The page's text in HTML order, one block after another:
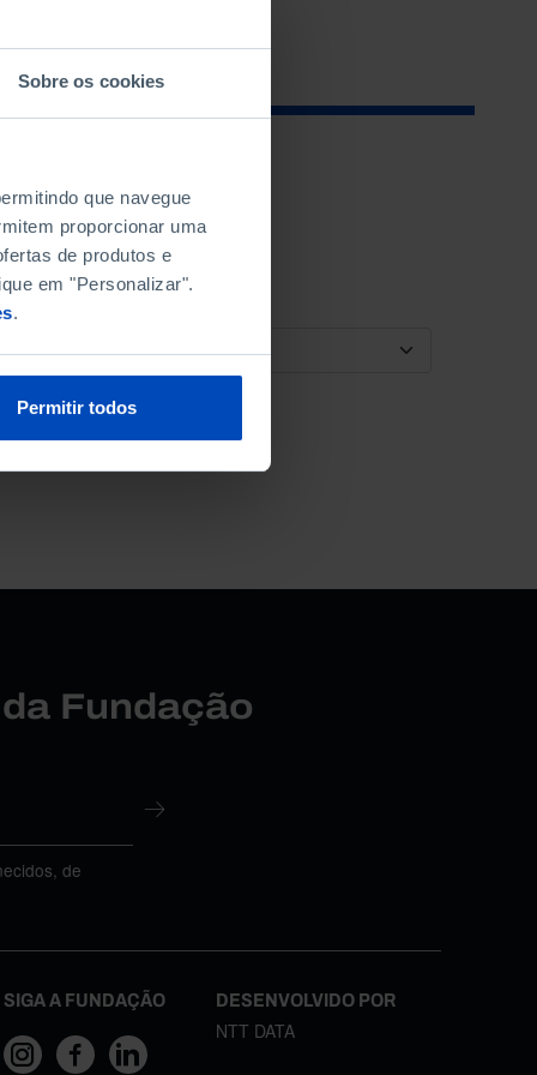
Sobre os cookies
que navegue
proporcionar uma
de produtos e
em "Personalizar".
.
Permitir todos
ORDENAR POR
Fundação
de
SIGA A FUNDAÇÃO DESENVOLVIDO POR
NTT DATA